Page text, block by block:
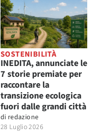
SOSTENIBILITÀ
INEDITA, annunciate le
7 storie premiate per
raccontare la
transizione ecologica
fuori dalle grandi città
di redazione
28 Luglio 2026